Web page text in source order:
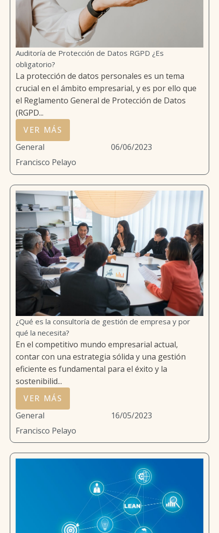
Auditoría de Protección de Datos RGPD ¿Es
obligatorio?
La protección de datos personales es un tema
crucial en el ámbito empresarial, y es por ello que
el Reglamento General de Protección de Datos
(RGPD...
VER MÁS
General
06/06/2023
Francisco Pelayo
¿Qué es la consultoría de gestión de empresa y por
qué la necesita?
En el competitivo mundo empresarial actual,
contar con una estrategia sólida y una gestión
eficiente es fundamental para el éxito y la
sostenibilid...
VER MÁS
General
16/05/2023
Francisco Pelayo